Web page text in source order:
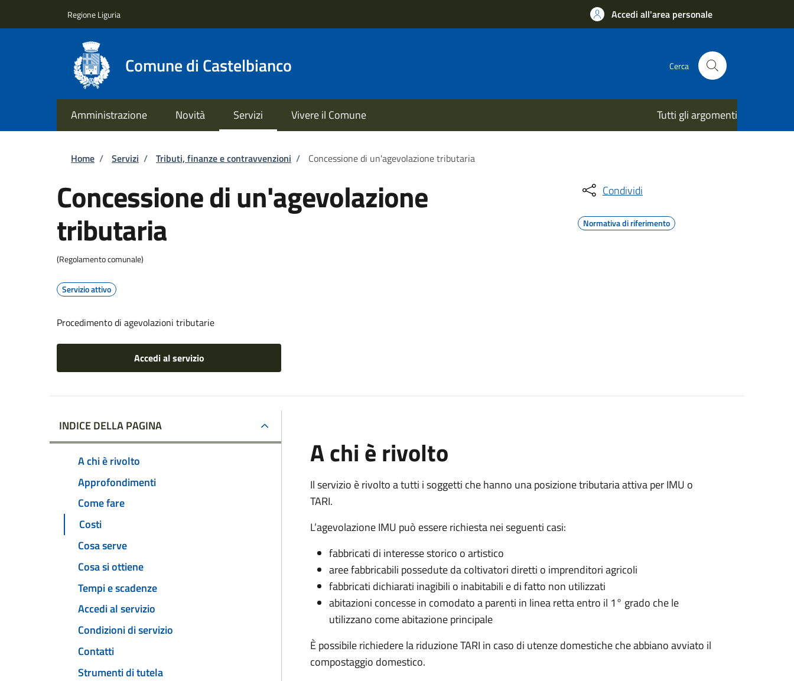
Regione Liguria Accedi all'area personale
Comune di Castelbianco Cerca
Amministrazione Novità Servizi Vivere il Comune Tutti gli argomenti
Briciole di pane
Home / Servizi / Tributi, finanze e contravvenzioni / Concessione di un'agevolazione tributaria
Concessione di un'agevolazione
tributaria
(Regolamento comunale)
Servizio attivo
Procedimento di agevolazioni tributarie
Accedi al servizio
Condividi
Normativa di riferimento
INDICE DELLA PAGINA
A chi è rivolto
Approfondimenti
Come fare
Costi
Cosa serve
Cosa si ottiene
Tempi e scadenze
Accedi al servizio
Condizioni di servizio
Contatti
Strumenti di tutela
A chi è rivolto
Il servizio è rivolto a tutti i soggetti che hanno una posizione tributaria attiva per IMU o
TARI.
L’agevolazione IMU può essere richiesta nei seguenti casi:
fabbricati di interesse storico o artistico
aree fabbricabili possedute da coltivatori diretti o imprenditori agricoli
fabbricati dichiarati inagibili o inabitabili e di fatto non utilizzati
abitazioni concesse in comodato a parenti in linea retta entro il 1° grado che le
utilizzano come abitazione principale
È possibile richiedere la riduzione TARI in caso di utenze domestiche che abbiano avviato il
compostaggio domestico.